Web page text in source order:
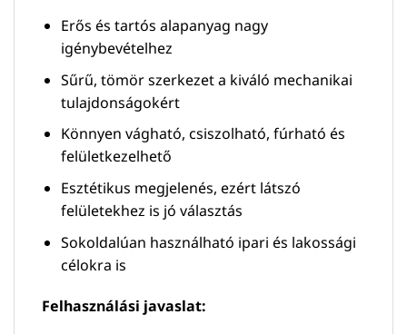
Erős és tartós alapanyag nagy
igénybevételhez
Sűrű, tömör szerkezet a kiváló mechanikai
tulajdonságokért
Könnyen vágható, csiszolható, fúrható és
felületkezelhető
Esztétikus megjelenés, ezért látszó
felületekhez is jó választás
Sokoldalúan használható ipari és lakossági
célokra is
Felhasználási javaslat: